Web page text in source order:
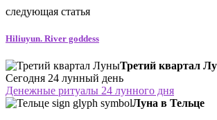
следующая статья
Hiliuyun. River goddess
Третий квартал
Сегодня 24 лунный день
Денежные ритуалы 24 лунного дня
Луна в Тельце